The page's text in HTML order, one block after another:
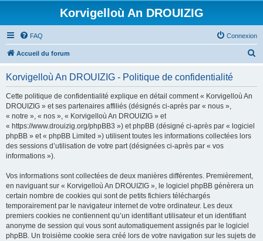
Korvigelloù An DROUIZIG
FAQ Connexion
Accueil du forum
Korvigelloù An DROUIZIG - Politique de confidentialité
Cette politique de confidentialité explique en détail comment « Korvigelloù An
DROUIZIG » et ses partenaires affiliés (désignés ci-après par « nous »,
« notre », « nos », « Korvigelloù An DROUIZIG » et
« https://www.drouizig.org/phpBB3 ») et phpBB (désigné ci-après par « logiciel
phpBB » et « phpBB Limited ») utilisent toutes les informations collectées lors
des sessions d’utilisation de votre part (désignées ci-après par « vos
informations »).
Vos informations sont collectées de deux manières différentes. Premièrement,
en naviguant sur « Korvigelloù An DROUIZIG », le logiciel phpBB génèrera un
certain nombre de cookies qui sont de petits fichiers téléchargés
temporairement par le navigateur internet de votre ordinateur. Les deux
premiers cookies ne contiennent qu’un identifiant utilisateur et un identifiant
anonyme de session qui vous sont automatiquement assignés par le logiciel
phpBB. Un troisième cookie sera créé lors de votre navigation sur les sujets de